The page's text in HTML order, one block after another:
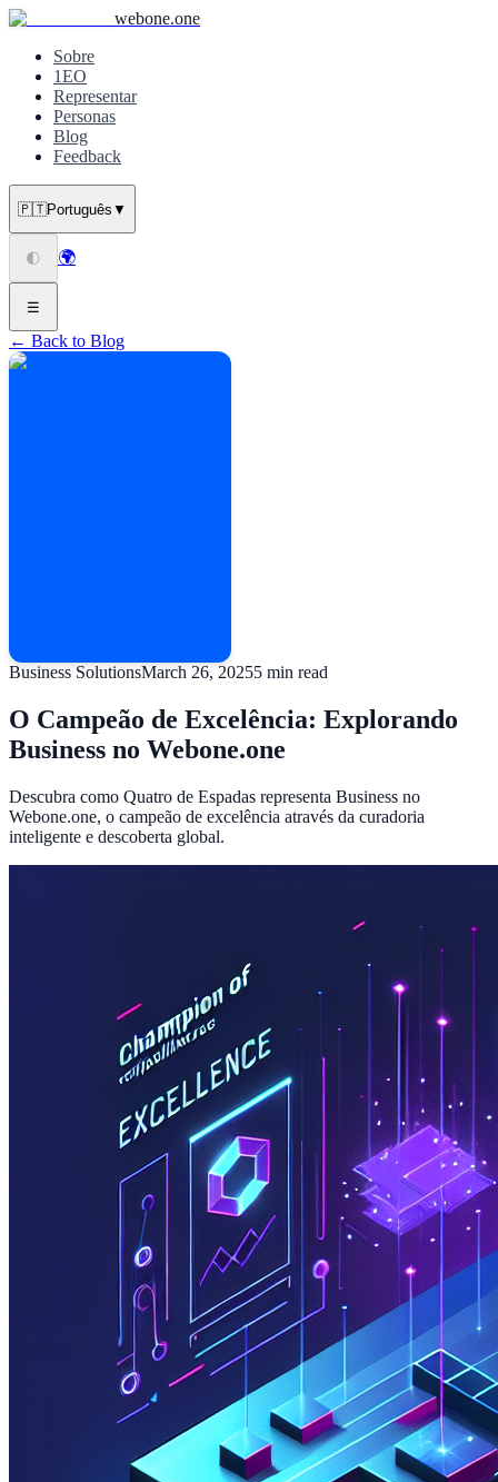
webone.one
Sobre
1EO
Representar
Personas
Blog
Feedback
🇵🇹Português ▼
🌓 🌍
☰
← Back to Blog
Business SolutionsMarch 26, 20255 min read
O Campeão de Excelência: Explorando
Business no Webone.one
Descubra como Quatro de Espadas representa Business no
Webone.one, o campeão de excelência através da curadoria
inteligente e descoberta global.